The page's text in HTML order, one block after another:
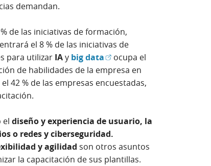
demandan.
de las iniciativas de formación,
el 8 % de las iniciativas de
para utilizar IAy big data(Abrir en ventana nueva)
ocupa el
de habilidades de la empresa en
42 % de las empresas encuestadas,
el diseño y experiencia de usuario, la
o redes y ciberseguridad.
y agilidad son otros asuntos
la capacitación de sus plantillas.